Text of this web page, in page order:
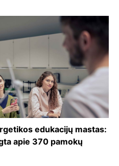
edukacijų mastas:
apie 370 pamokų